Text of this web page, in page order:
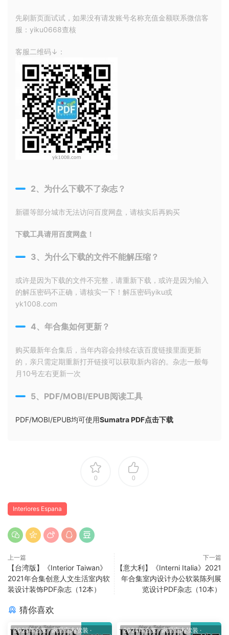
先刷新页面试试，如果没有请发账号名称充值金额联系微信客
服：yiku0668查核
客服二维码↓：
2、为什么下载不了杂志？
新疆等部分城市无法访问百度网盘，请核实后再购买
下载工具请用百度网盘！
3、为什么下载的文件不能解压缩？
或许是因为下载的文件不完整，请重新下载，或许是因为输入
的解压密码不正确，请核实一下！解压密码yiku或
yk1008.com
4、年合集如何更新？
购买最新年合集后，当年内容会持续在该百度链接里面更新
的，亲只需定期重新打开链接可以获取新内容的。杂志一般每
月10号左右更新一次
5、PDF/MOBI/EPUB阅读工具
PDF/MOBI/EPUB均可使用Sumatra PDF点击下载
0 0
Interiores Espana
上一篇
【台湾版】《Interior Taiwan》
2021年合集创意人文生活室内软
装设计装饰PDF杂志（12本）
下一篇
【意大利】《Interni Italia》2021
年合集室内设计办公软装陈列展
览设计PDF杂志（10本）
猜你喜欢
2025年合集·家居室内软装 ·
2024年合集·家居室内软装 ·